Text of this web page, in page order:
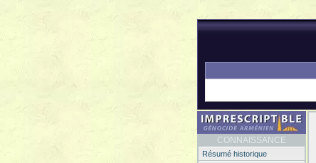
CONNAISSANCE
Résumé historique